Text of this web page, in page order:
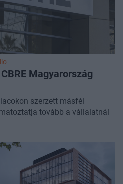
Magyarország
szerzett másfél
tovább a vállalatnál